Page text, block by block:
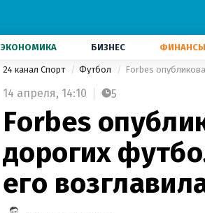
ЭКОНОМИКА БИЗНЕС ФИНАНСЫ
24 канал Спорт Футбол Forbes
14 апреля, 14:10 5
Forbes
дорогих
его